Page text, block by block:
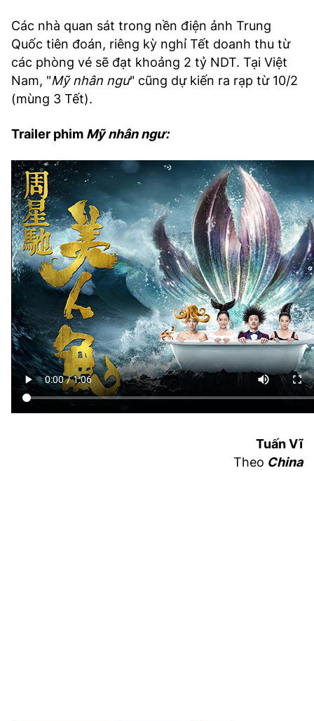
Các nhà quan sát trong nền điện ảnh Trung
Quốc tiên đoán, riêng kỳ nghỉ Tết doanh thu từ
các phòng vé sẽ đạt khoảng 2 tỷ NDT. Tại Việt
Nam, "Mỹ nhân ngư" cũng dự kiến ra rạp từ 10/2
(mùng 3 Tết).
Trailer phim Mỹ nhân ngư:
Tuấn Vĩ
Theo China